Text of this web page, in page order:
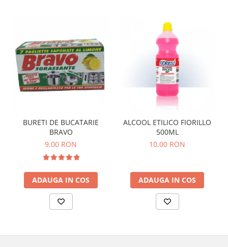
BURETI DE BUCATARIE
BRAVO
9,00 RON
ADAUGA IN COS
ALCOOL ETILICO FIORILLO
500ML
10,00 RON
ADAUGA IN COS